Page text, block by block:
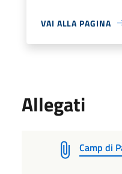
VAI ALLA PAGINA
Allegati
Camp di